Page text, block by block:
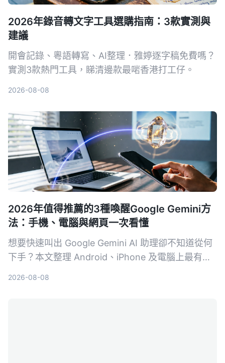
2026年錄音轉文字工具選購指南：3款實測與
建議
開會記錄、粵語轉寫、AI整理．雅婷逐字稿免費嗎？
實測3款熱門工具，睇清邊款最啱香港打工仔。
2026-08-08
2026年值得推薦的3種喚醒Google Gemini方
法：手機、電腦與網頁一次看懂
想要快速叫出 Google Gemini AI 助理卻不知道從何
下手？本文整理 Android、iPhone 及電腦上最有效
2026-08-08